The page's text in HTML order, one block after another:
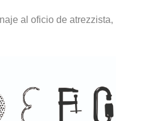
al oficio de atrezzista,